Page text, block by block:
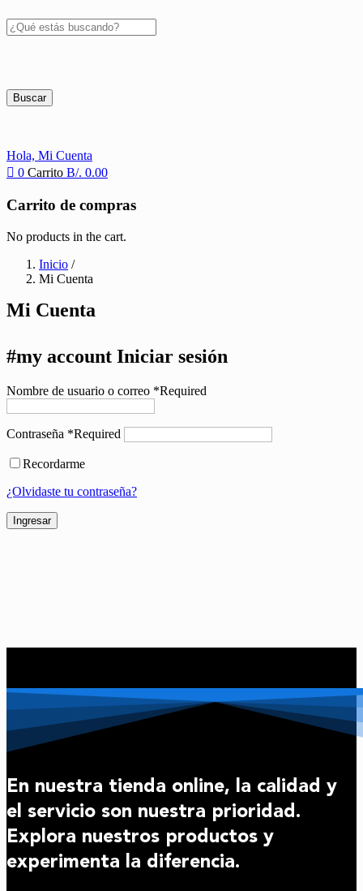
Buscar
Hola, Mi Cuenta
0 Carrito B/. 0.00
Carrito de compras
No products in the cart.
Inicio /
Mi Cuenta
Mi Cuenta
#my account Iniciar sesión
Nombre de usuario o correo *Required
Contraseña *Required
Recordarme
¿Olvidaste tu contraseña?
En nuestra tienda online, la calidad y
el servicio son nuestra prioridad.
Explora nuestros productos y
experimenta la diferencia.